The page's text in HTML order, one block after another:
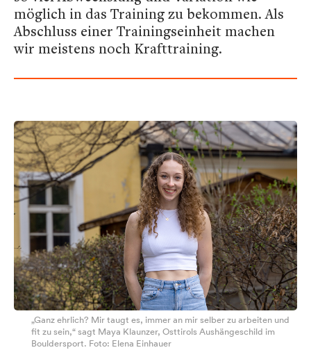
möglich in das Training zu bekommen. Als
Abschluss einer Trainingseinheit machen
wir meistens noch Krafttraining.
„Ganz ehrlich? Mir taugt es, immer an mir selber zu arbeiten und
fit zu sein,“ sagt Maya Klaunzer, Osttirols Aushängeschild im
Bouldersport. Foto: Elena Einhauer